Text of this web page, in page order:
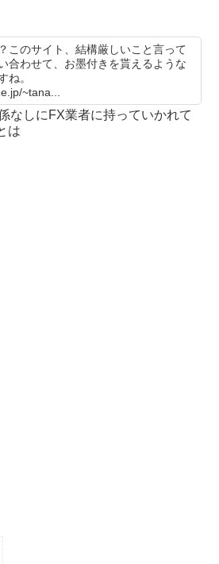
このサイト、結構厳しいこと言って
合わせて、お墨付きを貰えるような
ね。
~tana...
なしにFX業者に持っていかれて
は